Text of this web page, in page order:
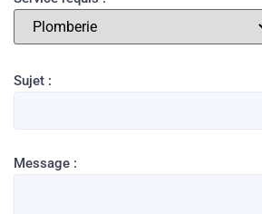
Sujet :
Message :